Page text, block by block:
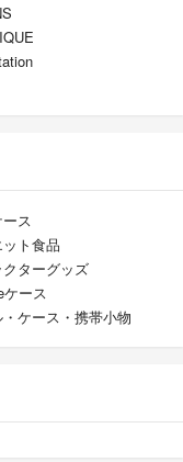
ス
ト食品
ターグッズ
ース
ケース・携帯小物